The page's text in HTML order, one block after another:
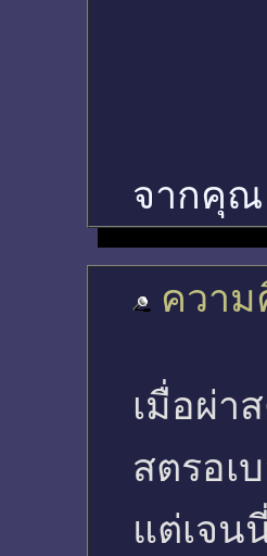
จากคุณ
ความ
เมื่อผ่า
สตรอเ
แต่เจน